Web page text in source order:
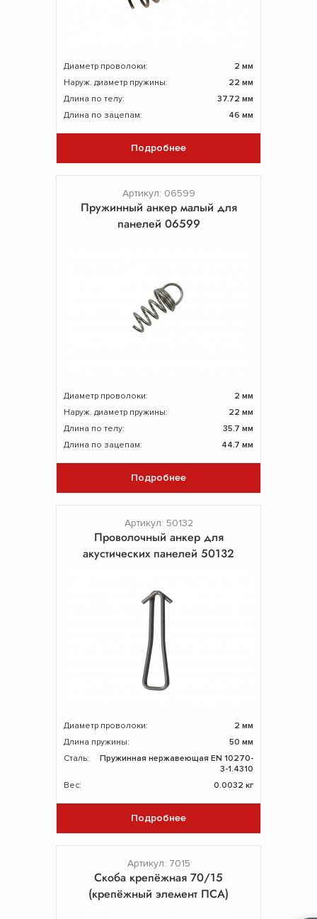
Диаметр проволоки:
2 мм
Наруж. диаметр пружины:
22 мм
Длина по телу:
37.72 мм
Длина по зацепам:
46 мм
Подробнее
Артикул: 06599
Пружинный анкер малый для
панелей 06599
Диаметр проволоки:
2 мм
Наруж. диаметр пружины:
22 мм
Длина по телу:
35.7 мм
Длина по зацепам:
44.7 мм
Подробнее
Артикул: 50132
Проволочный анкер для
акустических панелей 50132
Диаметр проволоки:
2 мм
Длина пружины:
50 мм
Сталь:
Пружинная нержавеющая EN 10270-
3-1.4310
Вес:
0.0032 кг
Подробнее
Артикул: 7015
Скоба крепёжная 70/15
(крепёжный элемент ПСА)